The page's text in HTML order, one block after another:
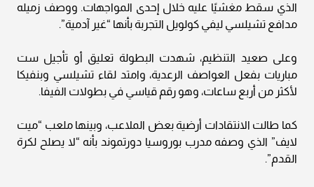
الذي سقط مغشيًا عليه خلال إحدى المواجهات. ووصف زميله
مدافع تشيلسي ليفي كولويل التجربة بأنها “غير آدمية”.
وعلى صعيد التنظيم، شهدت البطولة تعليق أو تأجيل ست
مباريات بفعل العواصف الرعدية، وامتد لقاء تشيلسي وبنفيكا
لأكثر من أربع ساعات، وهو رقم قياسي في بطولات الفيفا.
كما طالت الانتقادات أرضية بعض الملاعب، وبينها ملعب “ميت
لايف” الذي وصفه مدرب بوروسيا دورتموند بأنه “لا يصلح لكرة
القدم”.